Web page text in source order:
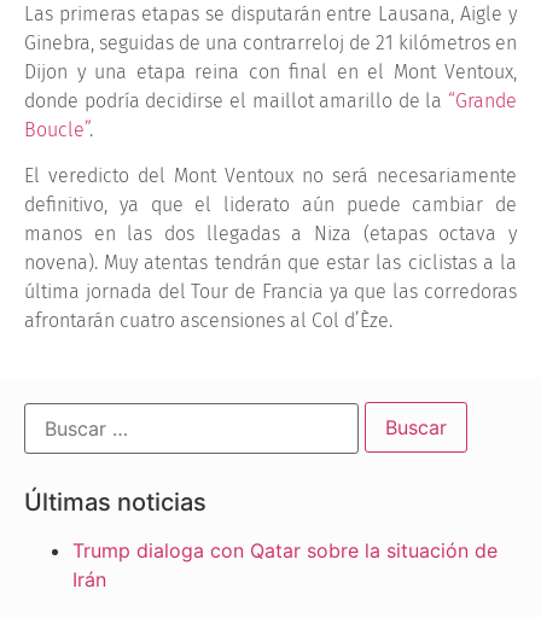
Las primeras etapas se disputarán entre Lausana, Aigle y
Ginebra, seguidas de una contrarreloj de 21 kilómetros en
Dijon y una etapa reina con final en el Mont Ventoux,
donde podría decidirse el maillot amarillo de la “Grande
Boucle”.
El veredicto del Mont Ventoux no será necesariamente
definitivo, ya que el liderato aún puede cambiar de
manos en las dos llegadas a Niza (etapas octava y
novena). Muy atentas tendrán que estar las ciclistas a la
última jornada del Tour de Francia ya que las corredoras
afrontarán cuatro ascensiones al Col d’Èze.
Últimas noticias
Trump dialoga con Qatar sobre la situación de
Irán